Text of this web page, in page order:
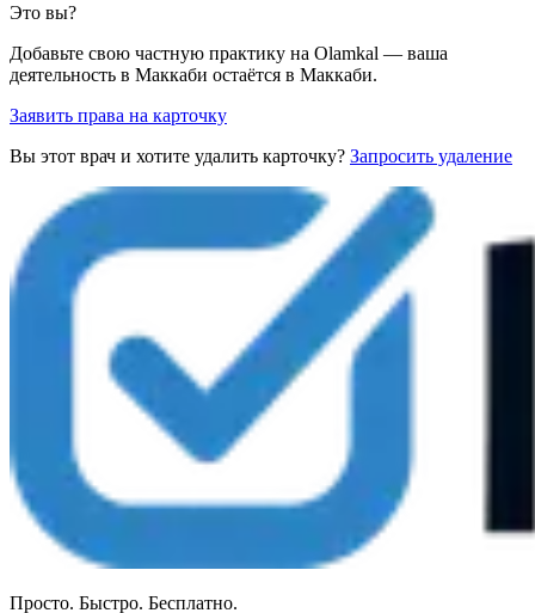
Это вы?
Добавьте свою частную практику на Olamkal — ваша
деятельность в Маккаби остаётся в Маккаби.
Заявить права на карточку
Вы этот врач и хотите удалить карточку? Запросить удаление
Просто. Быстро. Бесплатно.